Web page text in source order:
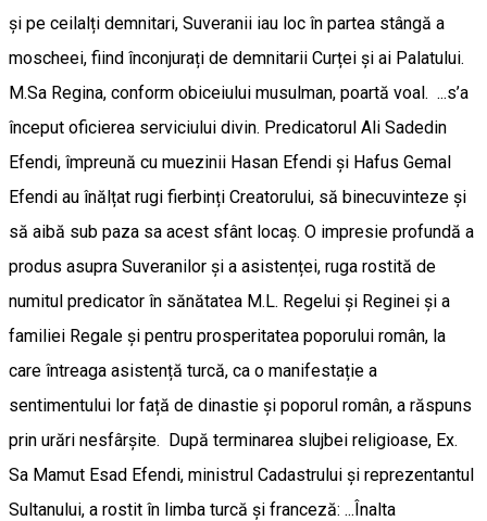
și pe ceilalți demnitari, Suveranii iau loc în partea stângă a
moscheei, fiind înconjurați de demnitarii Curței și ai Palatului.
M.Sa Regina, conform obiceiului musulman, poartă voal. ...s’a
început oficierea serviciului divin. Predicatorul Ali Sadedin
Efendi, împreună cu muezinii Hasan Efendi și Hafus Gemal
Efendi au înălțat rugi fierbinți Creatorului, să binecuvinteze și
să aibă sub paza sa acest sfânt locaș. O impresie profundă a
produs asupra Suveranilor și a asistenței, ruga rostită de
numitul predicator în sănătatea M.L. Regelui și Reginei și a
familiei Regale și pentru prosperitatea poporului român, la
care întreaga asistență turcă, ca o manifestație a
sentimentului lor față de dinastie și poporul român, a răspuns
prin urări nesfârșite. După terminarea slujbei religioase, Ex.
Sa Mamut Esad Efendi, ministrul Cadastrului și reprezentantul
Sultanului, a rostit în limba turcă și franceză: ...Înalta